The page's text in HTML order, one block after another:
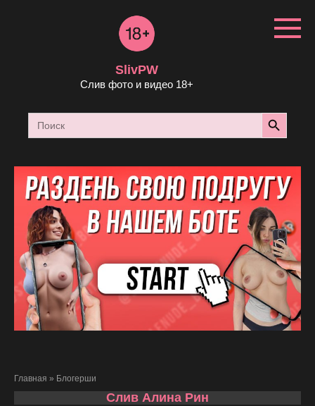
SlivPW
Слив фото и видео 18+
Search
for:
Search Button
Главная » Блогерши
Слив Алина Рин